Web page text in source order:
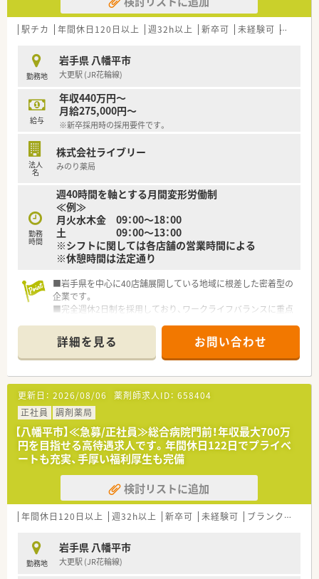
駅チカ 年間休日120日以上 週32h以上 新卒可 未経験可 ブラン
勤務地
岩手県 八幡平市
大更駅 (JR花輪線)
給与
年収440万円～
月給275,000円～
※新卒採用時の採用要件です。
法人
名
株式会社ライブリー
みのり薬局
勤務
時間
週40時間を軸とする月間変形労働制
≪例≫
月火水木金 09：00～18：00
土 09：00～13：00
※シフトに関しては各店舗の営業時間による
※休憩時間は法定通り
■岩手県を中心に40店舗展開している地域に根差した密着型の
企業です。
■完全週休2日制を採用しており、ワークライフバランスに重点
■新卒採用も積極的に行っており、若手も活躍できる環境は整っ
ております。
■教育制度は集合研修やEラーニングを活用しております。
詳細を見る お問い合わせ
更新日： 2026/08/06 薬剤師求人ID： 658404
正社員
調剤薬局
【八幡平市】≪急募/正社員≫総合病院門前！年収最大700万
円を目指せる高待遇求人です。年間休日122日でプライベ
ートも充実、手厚い福利厚生も完備
検討リストに追加
年間休日120日以上 週32h以上 新卒可 未経験可 ブランク可
勤務地
岩手県 八幡平市
大更駅 (JR花輪線)